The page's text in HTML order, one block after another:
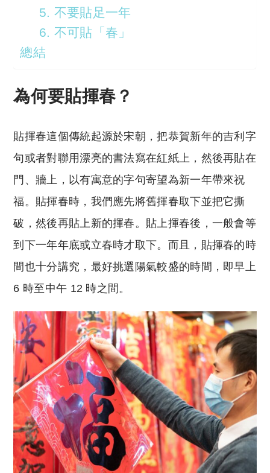
5. 不要貼足一年
6. 不可貼「春」
總結
為何要貼揮春？
貼揮春這個傳統起源於宋朝，把恭賀新年的吉利字
句或者對聯用漂亮的書法寫在紅紙上，然後再貼在
門、牆上，以有寓意的字句寄望為新一年帶來祝
福。貼揮春時，我們應先將舊揮春取下並把它撕
破，然後再貼上新的揮春。貼上揮春後，一般會等
到下一年年底或立春時才取下。而且，貼揮春的時
間也十分講究，最好挑選陽氣較盛的時間，即早上
6 時至中午 12 時之間。